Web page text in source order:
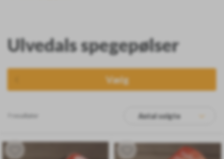
Ulvedals spegepølser
Vælg
Antal solgte